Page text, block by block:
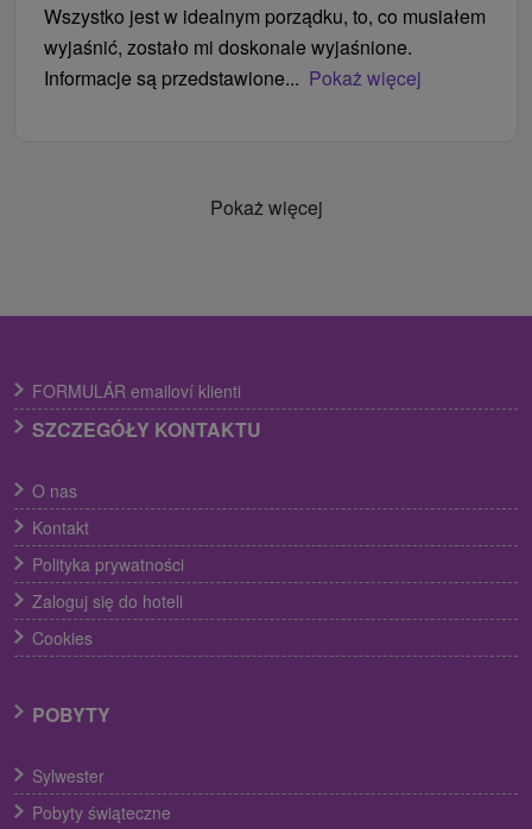
Wszystko jest w idealnym porządku, to, co musiałem
wyjaśnić, zostało mi doskonale wyjaśnione.
Informacje są przedstawione... Pokaż więcej
Pokaż więcej
FORMULÁR emailoví klienti
SZCZEGÓŁY KONTAKTU
O nas
Kontakt
Polityka prywatności
Zaloguj się do hoteli
Cookies
POBYTY
Sylwester
Pobyty świąteczne